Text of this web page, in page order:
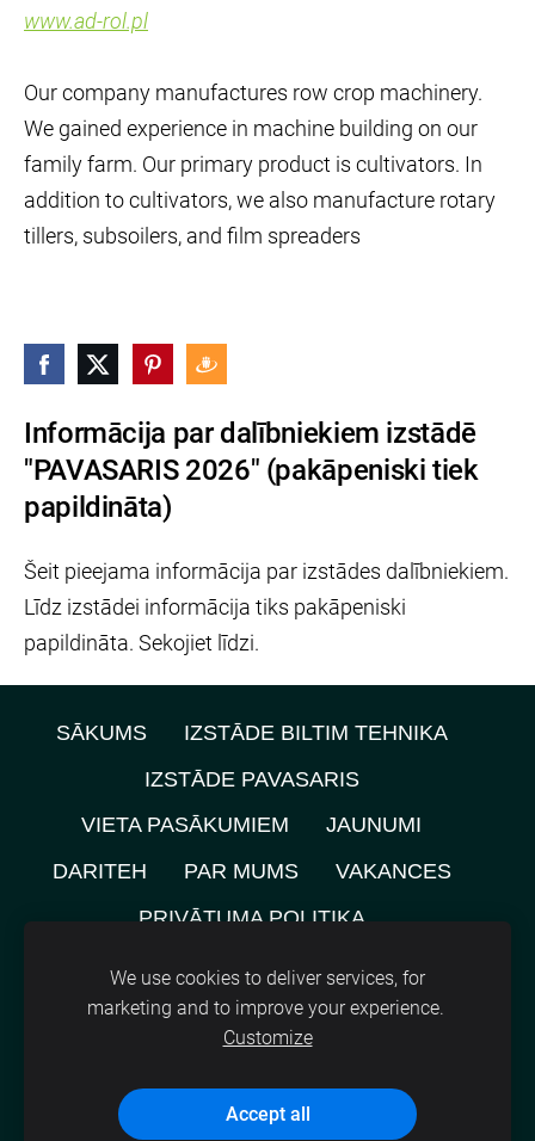
Informācija par dalībniekiem izstādē
"PAVASARIS 2026" (pakāpeniski tiek
papildināta)
Šeit pieejama informācija par izstādes dalībniekiem.
Līdz izstādei informācija tiks pakāpeniski
papildināta. Sekojiet līdzi.
www.ad-rol.pl
Our company manufactures row crop machinery.
We gained experience in machine building on our
family farm. Our primary product is cultivators. In
addition to cultivators, we also manufacture rotary
tillers, subsoilers, and film spreaders
SĀKUMS
IZSTĀDE BILTIM TEHNIKA
IZSTĀDE PAVASARIS
VIETA PASĀKUMIEM
JAUNUMI
DARITEH
PAR MUMS
VAKANCES
PRIVĀTUMA POLITIKA
NOMNIEKU KARTE
KONTAKTI
SĪKDATNES
©2021, SIA A.M.L.
We use cookies to deliver services, for
marketing and to improve your experience.
Customize
Accept all